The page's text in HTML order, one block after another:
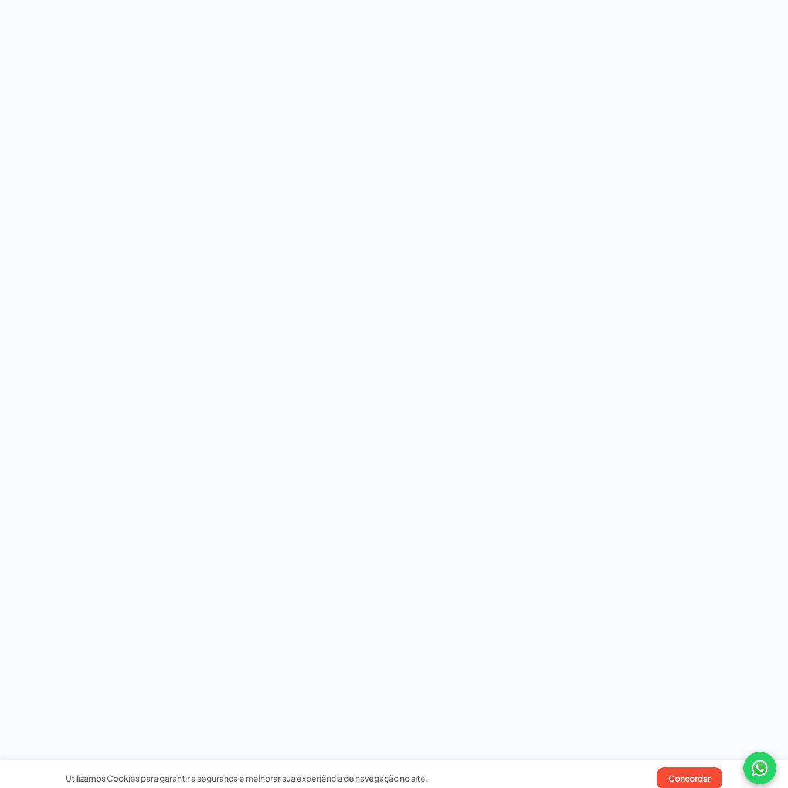
Utilizamos Cookies para garantir a segurança e melhorar sua experiência de navegação no site. Concordar